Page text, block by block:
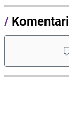
/ Komentari